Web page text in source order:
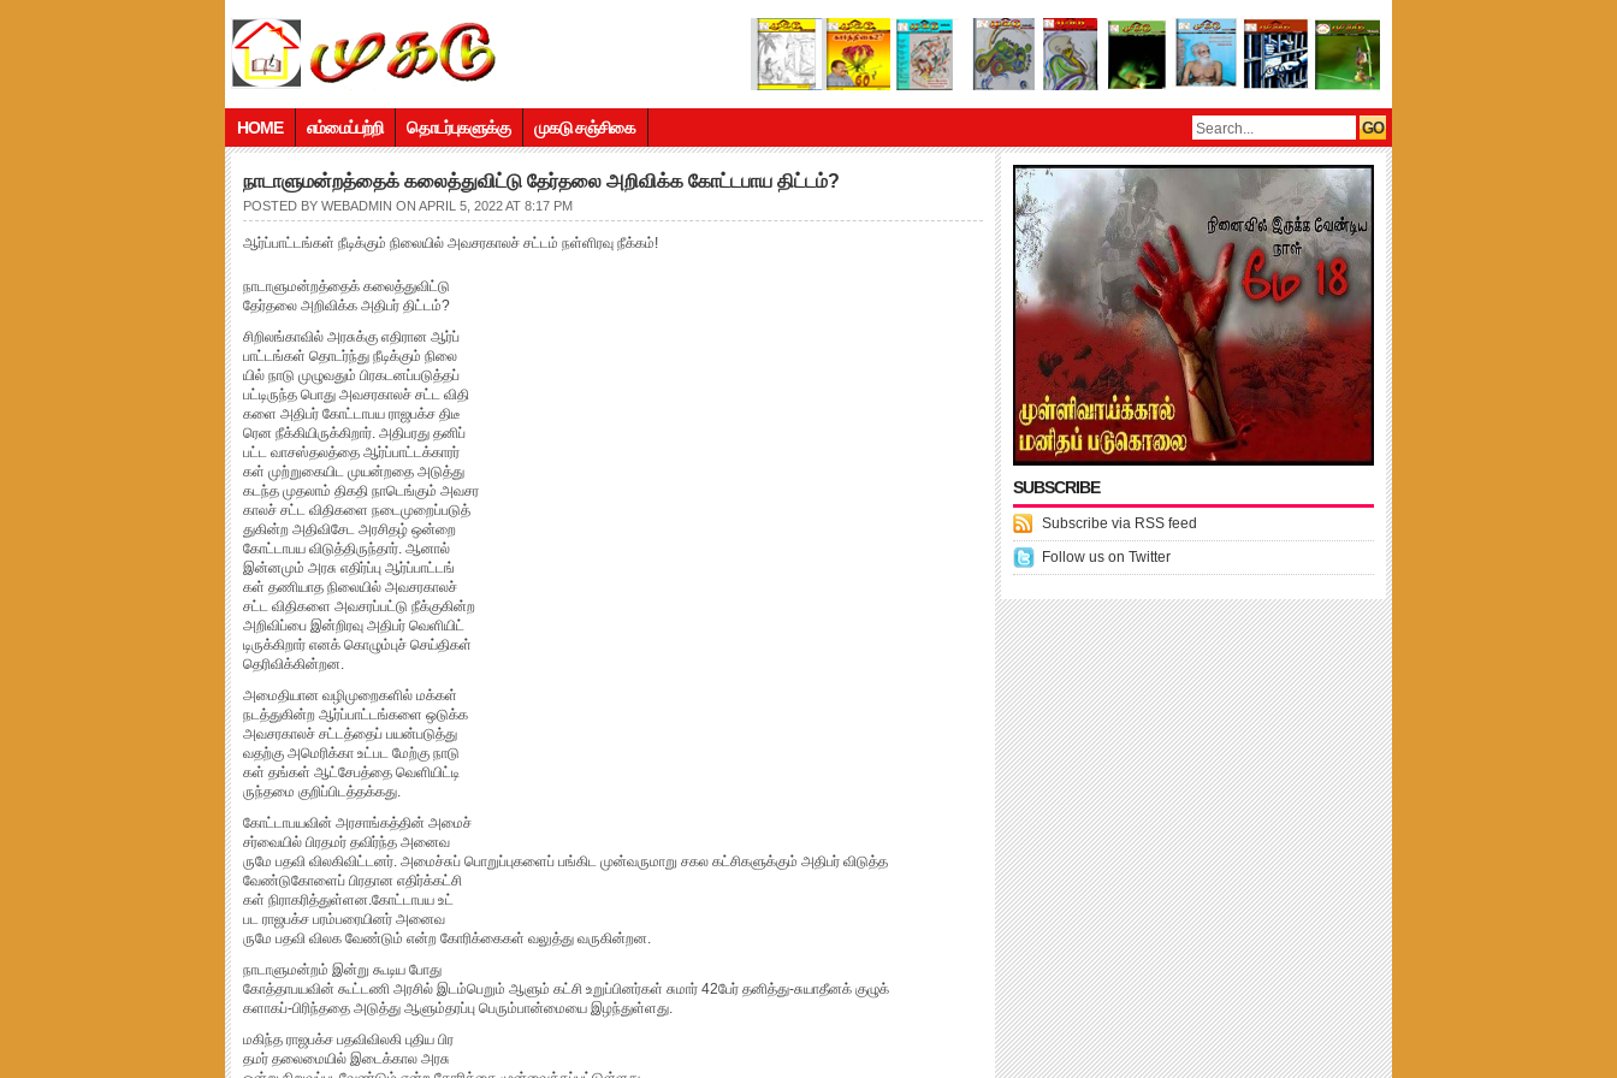
HOME எம்மைப்பற்றி தொடர்புகளுக்கு முகடு சஞ்சிகை
நாடாளுமன்றத்தைக் கலைத்துவிட்டு தேர்தலை அறிவிக்க கோட்டபாய திட்டம்?
POSTED BY WEBADMIN ON APRIL 5, 2022 AT 8:17 PM
ஆர்ப்பாட்டங்கள் நீடிக்கும் நிலையில் அவசரகாலச் சட்டம் நள்ளிரவு நீக்கம்!
நாடாளுமன்றத்தைக் கலைத்துவிட்டு
தேர்தலை அறிவிக்க அதிபர் திட்டம்?
சிறிலங்காவில் அரசுக்கு எதிரான ஆர்ப்
பாட்டங்கள் தொடர்ந்து நீடிக்கும் நிலை
யில் நாடு முழுவதும் பிரகடனப்படுத்தப்
பட்டிருந்த பொது அவசரகாலச் சட்ட விதி
களை அதிபர் கோட்டாபய ராஜபக்ச திடீ
ரென நீக்கியிருக்கிறார். அதிபரது தனிப்
பட்ட வாசஸ்தலத்தை ஆர்ப்பாட்டக்காரர்
கள் முற்றுகையிட முயன்றதை அடுத்து
கடந்த முதலாம் திகதி நாடெங்கும் அவசர
காலச் சட்ட விதிகளை நடைமுறைப்படுத்
துகின்ற அதிவிசேட அரசிதழ் ஒன்றை
கோட்டாபய விடுத்திருந்தார். ஆனால்
இன்னமும் அரசு எதிர்ப்பு ஆர்ப்பாட்டங்
கள் தணியாத நிலையில் அவசரகாலச்
சட்ட விதிகளை அவசரப்பட்டு நீக்குகின்ற
அறிவிப்பை இன்றிரவு அதிபர் வெளியிட்
டிருக்கிறார் எனக் கொழும்புச் செய்திகள்
தெரிவிக்கின்றன.
அமைதியான வழிமுறைகளில் மக்கள்
நடத்துகின்ற ஆர்ப்பாட்டங்களை ஒடுக்க
அவசரகாலச் சட்டத்தைப் பயன்படுத்து
வதற்கு அமெரிக்கா உட்பட மேற்கு நாடு
கள் தங்கள் ஆட்சேபத்தை வெளியிட்டி
ருந்தமை குறிப்பிடத்தக்கது.
கோட்டாபயவின் அரசாங்கத்தின் அமைச்
சர்வையில் பிரதமர் தவிர்ந்த அனைவ
ருமே பதவி விலகிவிட்டனர். அமைச்சுப் பொறுப்புகளைப் பங்கிட முன்வருமாறு சகல கட்சிகளுக்கும் அதிபர் விடுத்த
வேண்டுகோளைப் பிரதான எதிர்க்கட்சி
கள் நிராகரித்துள்ளன.கோட்டாபய உட்
பட ராஜபக்ச பரம்பரையினர் அனைவ
ருமே பதவி விலக வேண்டும் என்ற கோரிக்கைகள் வலுத்து வருகின்றன.
நாடாளுமன்றம் இன்று கூடிய போது
கோத்தாபயவின் கூட்டணி அரசில் இடம்பெறும் ஆளும் கட்சி உறுப்பினர்கள் சுமார் 42பேர் தனித்து-சுயாதீனக் குழுக்
களாகப்-பிரிந்ததை அடுத்து ஆளும்தரப்பு பெரும்பான்மையை இழந்துள்ளது.
மகிந்த ராஜபக்ச பதவிவிலகி புதிய பிர
தமர் தலைமையில் இடைக்கால அரசு
SUBSCRIBE
Subscribe via RSS feed
Follow us on Twitter